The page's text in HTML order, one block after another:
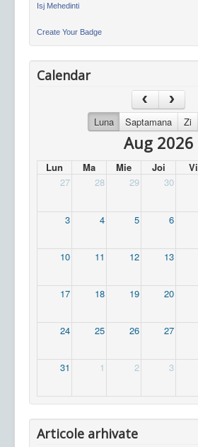
Isj Mehedinti
Create Your Badge
Calendar
Luna Saptamana Zi
Aug 2026
Lun Ma Mie Joi Vi
27
28 29 30
3 4 5 6
10 11 12 13
17 18 19 20
24 25 26 27
31 1 2 3
Articole arhivate